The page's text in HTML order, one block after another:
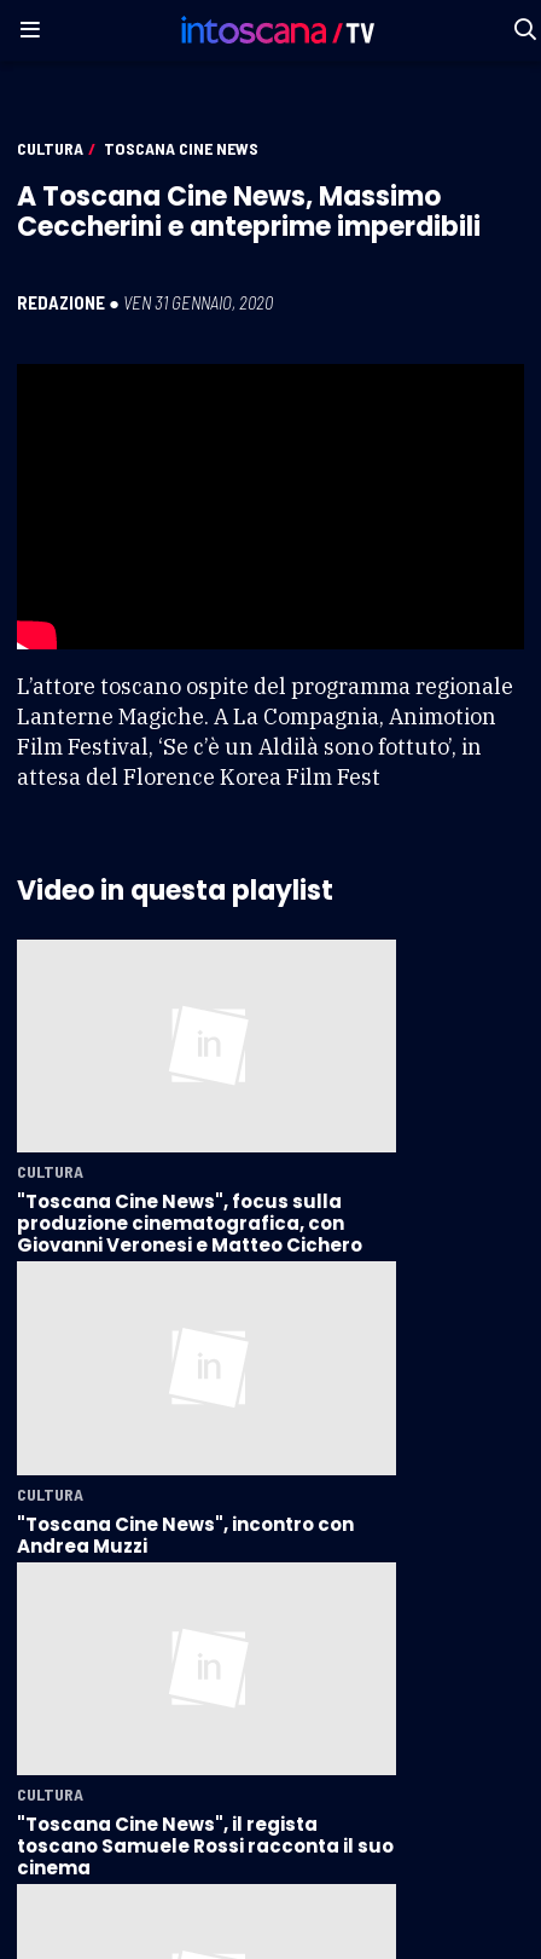
CULTURA / TOSCANA CINE NEWS
A Toscana Cine News, Massimo
Ceccherini e anteprime imperdibili
REDAZIONE ● VEN 31 GENNAIO, 2020
L’attore toscano ospite del programma regionale
Lanterne Magiche. A La Compagnia, Animotion
Film Festival, ‘Se c’è un Aldilà sono fottuto’, in
attesa del Florence Korea Film Fest
Video in questa playlist
CULTURA
"Toscana Cine News", focus sulla
produzione cinematografica, con
Giovanni Veronesi e Matteo Cichero
CULTURA
"Toscana Cine News", incontro con
Andrea Muzzi
CULTURA
"Toscana Cine News", il regista
toscano Samuele Rossi racconta il suo
cinema